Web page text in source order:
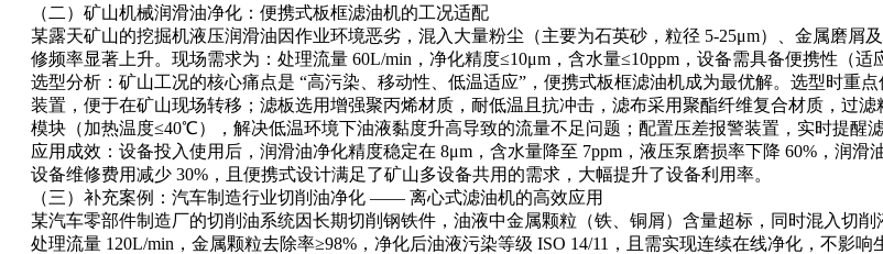
（二）矿山机械润滑油净化：便携式板框滤油机的工况适配
某露天矿山的挖掘机液压润滑油因作业环境恶劣，混入大量粉尘（主要为石英砂，粒径 5-25μm）、金属磨屑
修频率显著上升。现场需求为：处理流量 60L/min，净化精度≤10μm，含水量≤10ppm，设备需具备便携性（
选型分析：矿山工况的核心痛点是 “高污染、移动性、低温适应”，便携式板框滤油机成为最优解。选型时重
装置，便于在矿山现场转移；滤板选用增强聚丙烯材质，耐低温且抗冲击，滤布采用聚酯纤维复合材质，过
模块（加热温度≤40℃），解决低温环境下油液黏度升高导致的流量不足问题；配置压差报警装置，实时提醒
应用成效：设备投入使用后，润滑油净化精度稳定在 8μm，含水量降至 7ppm，液压泵磨损率下降 60%，润
设备维修费用减少 30%，且便携式设计满足了矿山多设备共用的需求，大幅提升了设备利用率。
（三）补充案例：汽车制造行业切削油净化 —— 离心式滤油机的高效应用
某汽车零部件制造厂的切削油系统因长期切削钢铁件，油液中金属颗粒（铁、铜屑）含量超标，同时混入切
处理流量 120L/min，金属颗粒去除率≥98%，净化后油液污染等级 ISO 14/11，且需实现连续在线净化，不影响